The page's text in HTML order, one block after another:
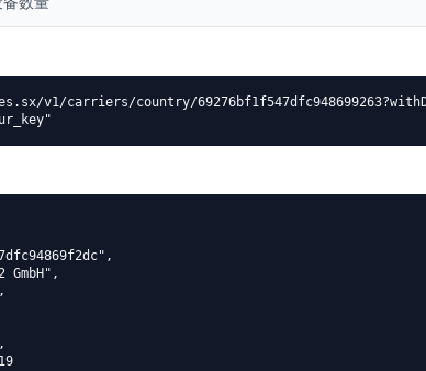
v1/carriers/country/
GmbH",